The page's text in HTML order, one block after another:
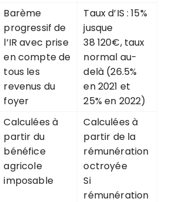
Barème
progressif de
l’IR avec prise
en compte de
tous les
revenus du
foyer
Taux d’IS : 15%
jusque
38 120€, taux
normal au-
delà (26.5%
en 2021 et
25% en 2022)
Calculées à
partir du
bénéfice
agricole
imposable
Calculées à
partir de la
rémunération
octroyée
Si
rémunération